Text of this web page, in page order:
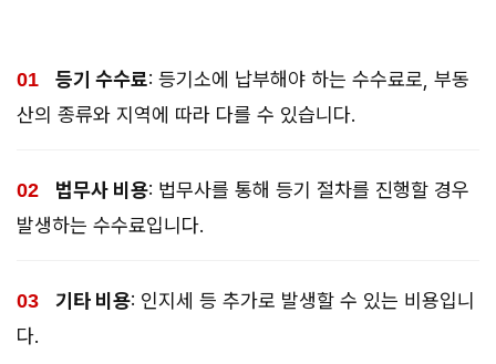
등기 수수료: 등기소에 납부해야 하는 수수료로, 부동
산의 종류와 지역에 따라 다를 수 있습니다.
법무사 비용: 법무사를 통해 등기 절차를 진행할 경우
발생하는 수수료입니다.
기타 비용: 인지세 등 추가로 발생할 수 있는 비용입니
다.